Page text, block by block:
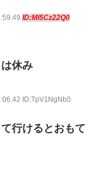
ID:Ml5Cz22Q0
休み
ID:TpV1NgNb0
行けるとおもて